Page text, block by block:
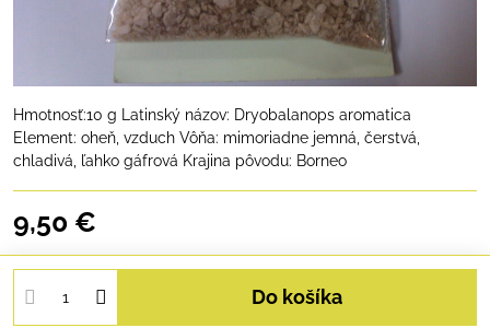
Hmotnosť:10 g Latinský názov: Dryobalanops aromatica
Element: oheň, vzduch Vôňa: mimoriadne jemná, čerstvá,
chladivá, ľahko gáfrová Krajina pôvodu: Borneo
9,50 €
Do košíka